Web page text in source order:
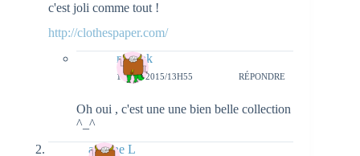
c'est joli comme tout !
http://clothespaper.com/
natieak
1 JUIN 2015/13H55 RÉPONDRE
Oh oui , c'est une une bien belle collection
^_^
adeline L